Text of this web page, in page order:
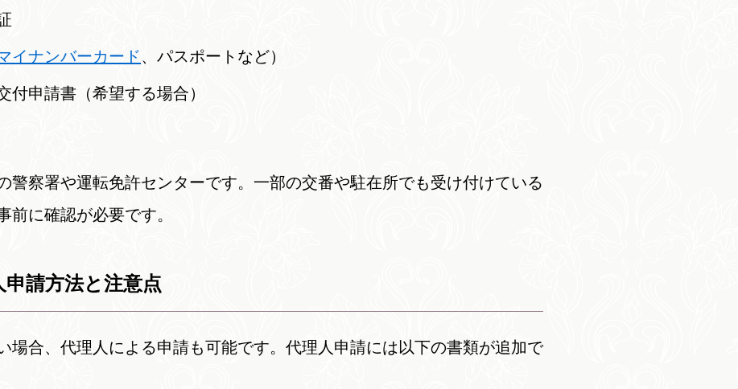
イナンバーカード、パスポートなど）
付申請書（希望する場合）
警察署や運転免許センターです。一部の交番や駐在所でも受け付けている
前に確認が必要です。
請方法と注意点
場合、代理人による申請も可能です。代理人申請には以下の書類が追加で